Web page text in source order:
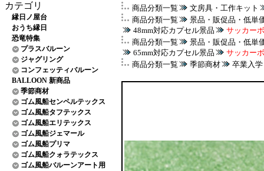
カテゴリ
縁日ノ屋台
おうち縁日
恐竜特集
プラスバルーン
ジャグリング
コンフェッティバルーン
BALLOON 新商品
季節商材
ゴム風船センペルテックス
ゴム風船タフテックス
ゴム風船エリテックス
ゴム風船ジェマール
ゴム風船プリマ
ゴム風船クォラテックス
ゴム風船バルーンアート用
商品分類一覧
文房具・工作キット
商品分類一覧
景品・販促品・低単
48mm対応カプセル景品
サッカー
商品分類一覧
景品・販促品・低単
65mm対応カプセル景品
サッカー
商品分類一覧
季節商材 卒業入学